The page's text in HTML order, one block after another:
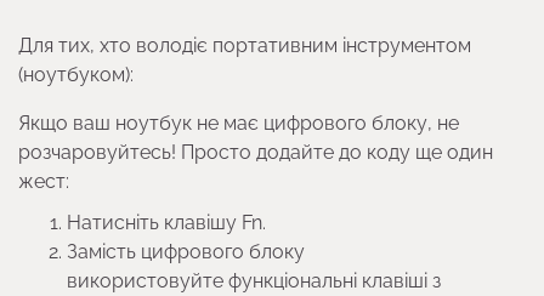
Для тих, хто володіє портативним інструментом
(ноутбуком):
Якщо ваш ноутбук не має цифрового блоку, не
розчаровуйтесь! Просто додайте до коду ще один
жест:
Натисніть клавішу Fn.
Замість цифрового блоку
використовуйте функціональні клавіші з